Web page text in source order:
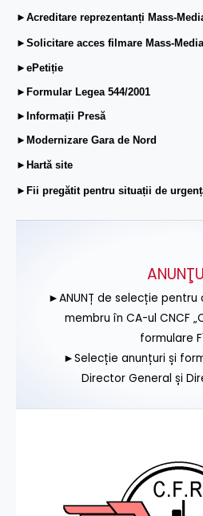
►Acreditare reprezentanți Mass-
►Solicitare acces filmare Mass-Media
►ePetiție
►Formular Legea 544/2001
►Informații Presă
►Modernizare Gara de Nord
►Hartă site
►Fii pregătit pentru situații de
►ANUNȚ de selecție pentru
membru în CA-ul CNCF
formulare
►Selecție anunțuri și
Director General și